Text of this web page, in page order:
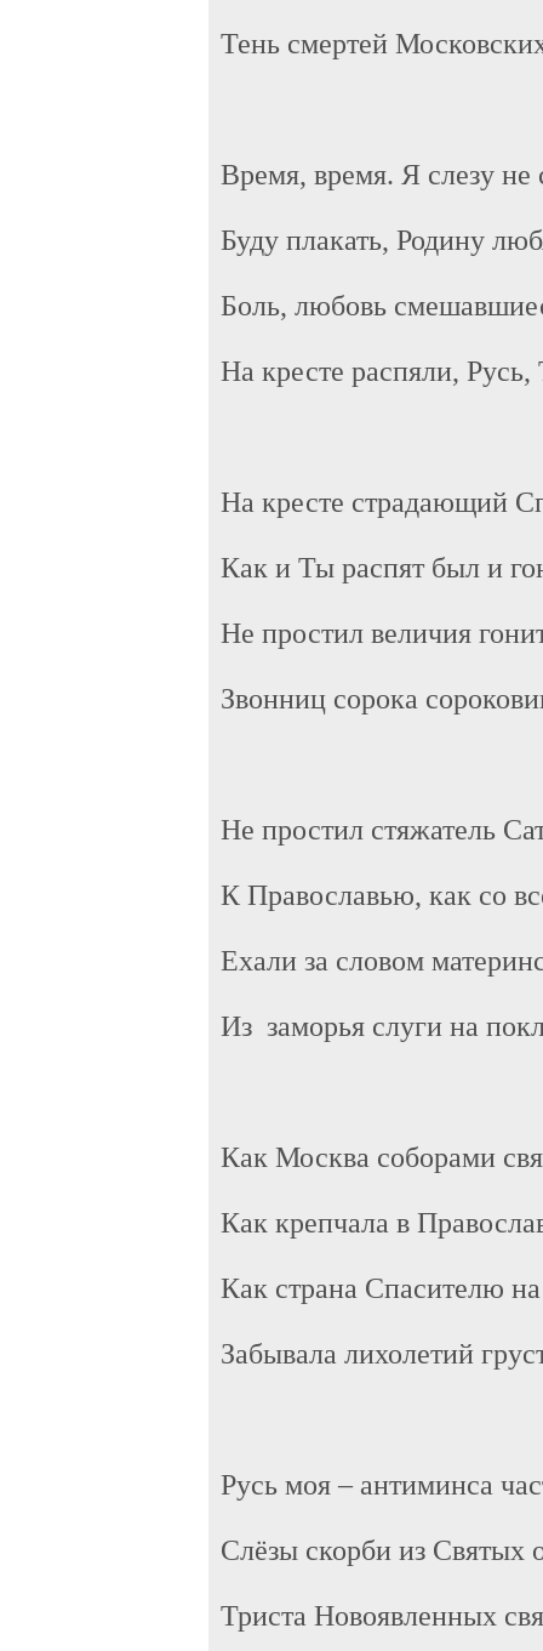
Тень смертей
Время, время. Я слезу не
Буду плакать, Родину
Боль, любовь
На кресте распяли, Русь,
На кресте страдающий
Как и Ты распят был и
Не простил величия
Звонниц сорока
Не простил стяжатель
К Православью, как со
Ехали за словом
Из заморья слуги на
Как Москва соборами
Как крепчала в
Как страна Спасителю
Забывала лихолетий
Русь моя – антиминса
Слёзы скорби из Святых
Триста Новоявленных